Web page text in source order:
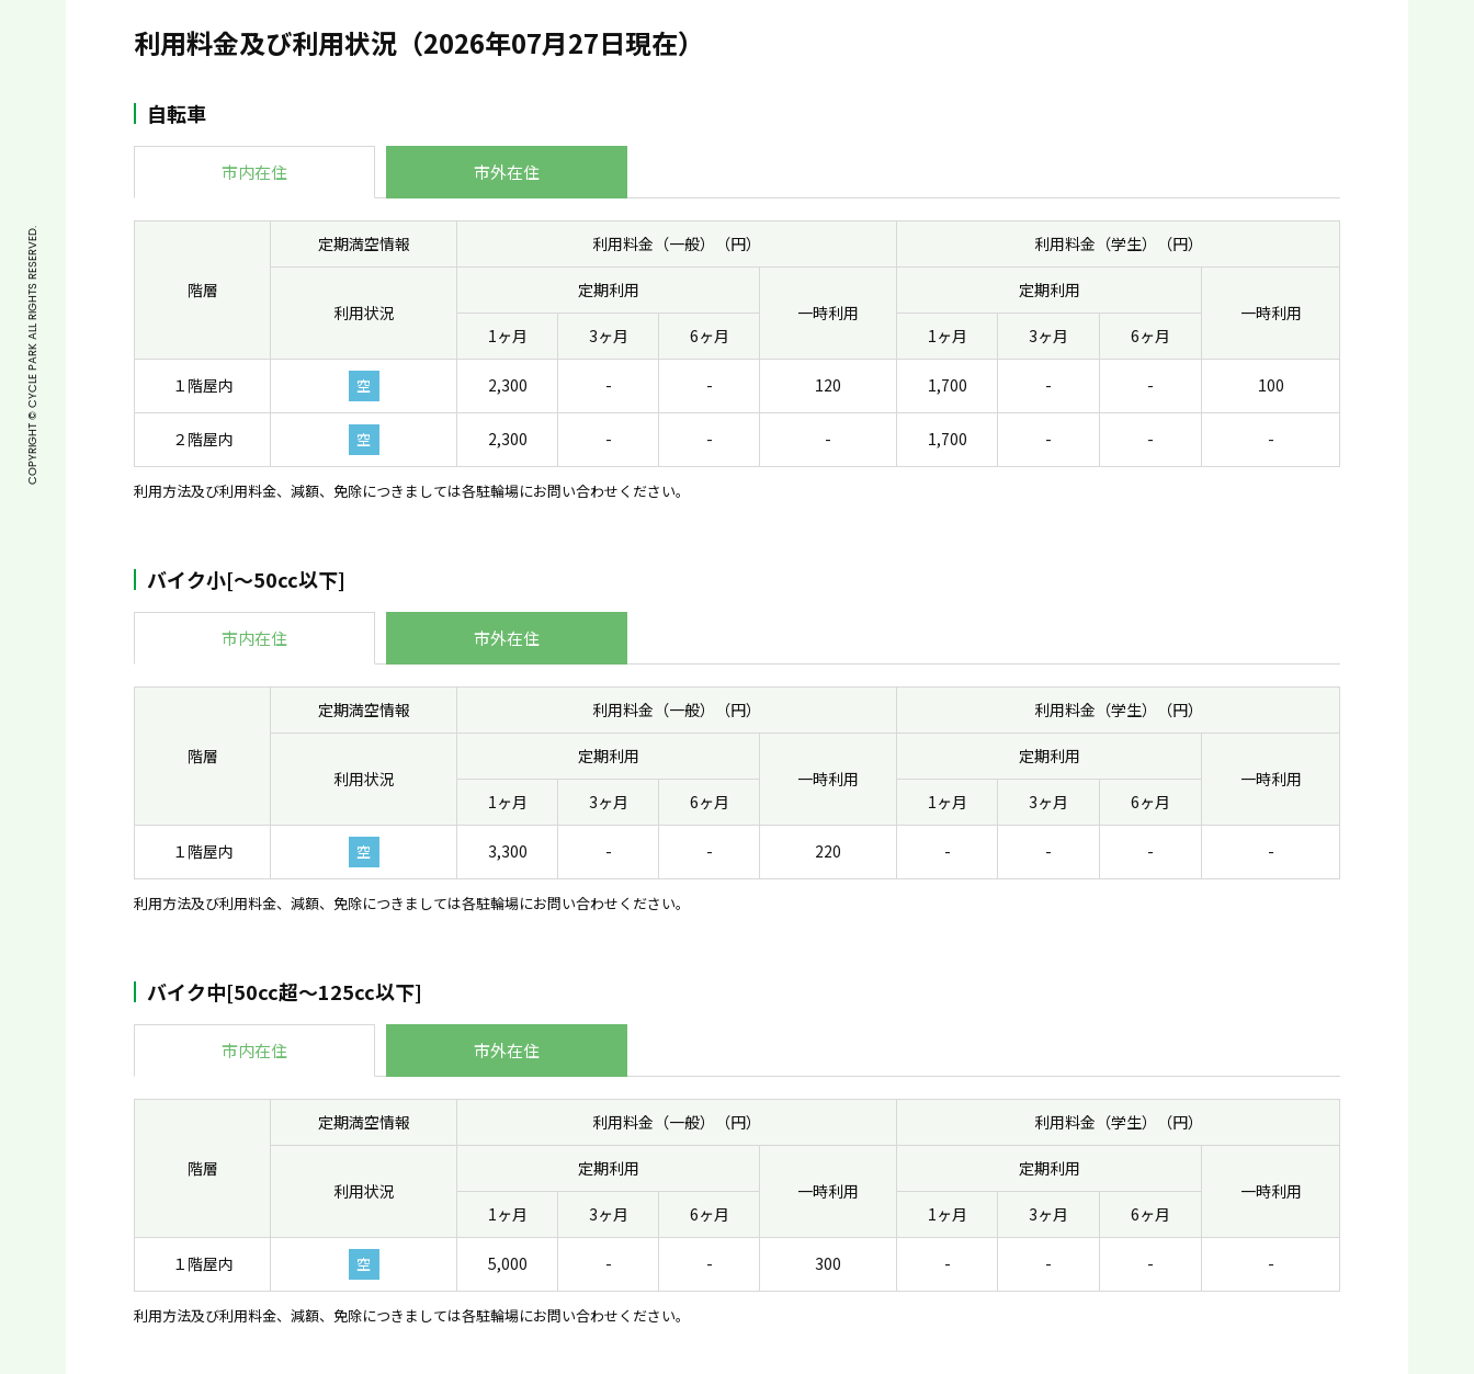
利用料金及び利用状況（2026年07月27日現在）
自転車
市内在住 市外在住
階層
定期満空情報 利用料金（一般）（円） 利用料金（学生）（円）
利用状況
定期利用
一時利用
定期利用
一時利用
1ヶ月
3ヶ月 6ヶ月 1ヶ月 3ヶ月 6ヶ月
１階屋内 空 2,300 - - 120 1,700 - - 100
２階屋内 空 2,300 - - - 1,700 - - -
利用方法及び利用料金、減額、免除につきましては各駐輪場にお問い合わせください。
バイク小[〜50cc以下]
市内在住 市外在住
階層
定期満空情報 利用料金（一般）（円） 利用料金（学生）（円）
利用状況
定期利用
一時利用
定期利用
一時利用
1ヶ月
3ヶ月 6ヶ月 1ヶ月 3ヶ月 6ヶ月
１階屋内 空 3,300 - - 220 - - - -
利用方法及び利用料金、減額、免除につきましては各駐輪場にお問い合わせください。
バイク中[50cc超〜125cc以下]
市内在住 市外在住
階層
定期満空情報 利用料金（一般）（円） 利用料金（学生）（円）
利用状況
定期利用
一時利用
定期利用
一時利用
1ヶ月
3ヶ月 6ヶ月 1ヶ月 3ヶ月 6ヶ月
１階屋内 空 5,000 - - 300 - - - -
利用方法及び利用料金、減額、免除につきましては各駐輪場にお問い合わせください。
COPYRIGHT © CYCLE PARK ALL RIGHTS RESERVED.